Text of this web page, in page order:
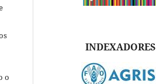
o
INDEXADORES